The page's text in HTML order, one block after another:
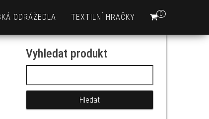
0
ODRÁŽEDLA TEXTILNÍ HRAČKY
Vyhledat produkt